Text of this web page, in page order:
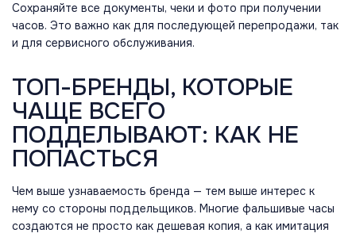
Сохраняйте все документы, чеки и фото при получении
часов. Это важно как для последующей перепродажи, так
и для сервисного обслуживания.
ТОП-БРЕНДЫ, КОТОРЫЕ
ЧАЩЕ ВСЕГО
ПОДДЕЛЫВАЮТ: КАК НЕ
ПОПАСТЬСЯ
Чем выше узнаваемость бренда — тем выше интерес к
нему со стороны поддельщиков. Многие фальшивые часы
создаются не просто как дешевая копия, а как имитация